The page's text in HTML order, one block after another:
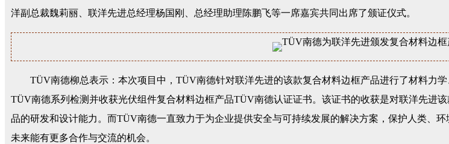
洋副总裁魏莉丽、联洋先进总经理杨国刚、总经理助理陈鹏飞等一席嘉宾共同出席了颁证仪式。
TÜV南德柳总表示：本次项目中，TÜV南德针对联洋先进的该款复合材料边框产品进行了材料力
TÜV南德系列检测并收获光伏组件复合材料边框产品TÜV南德认证证书。该证书的收获是对联洋先进
品的研发和设计能力。而TÜV南德一直致力于为企业提供安全与可持续发展的解决方案，保护人类、
未来能有更多合作与交流的机会。